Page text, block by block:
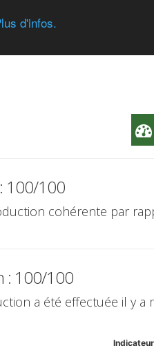
d'infos.
100/100
cohérente par
: 100/100
a été effectuée il y a